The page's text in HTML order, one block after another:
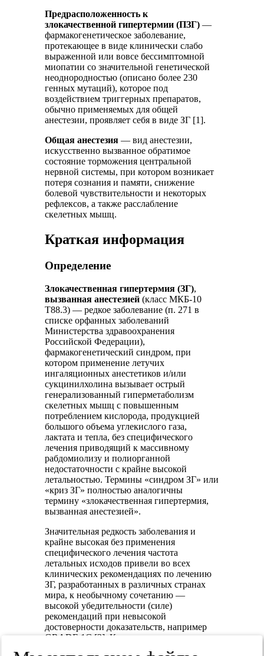
Предрасположенность к
злокачественной гипертермии (ПЗГ) —
фармакогенетическое заболевание,
протекающее в виде клинически слабо
выраженной или вовсе бессимптомной
миопатии со значительной генетической
неоднородностью (описано более 230
генных мутаций), которое под
воздействием триггерных препаратов,
обычно применяемых для общей
анестезии, проявляет себя в виде ЗГ [1].
Общая анестезия — вид анестезии,
искусственно вызванное обратимое
состояние торможения центральной
нервной системы, при котором возникает
потеря сознания и памяти, снижение
болевой чувствительности и некоторых
рефлексов, а также расслабление
скелетных мышц.
Краткая информация
Определение
Злокачественная гипертермия (ЗГ),
вызванная анестезией (класс МКБ-10
Т88.3) — редкое заболевание (п. 271 в
списке орфанных заболеваний
Министерства здравоохранения
Российской Федерации),
фармакогенетический синдром, при
котором применение летучих
ингаляционных анестетиков и/или
сукцинилхолина вызывает острый
генерализованный гиперметаболизм
скелетных мышц с повышенным
потреблением кислорода, продукцией
большого объема углекислого газа,
лактата и тепла, без специфического
лечения приводящий к массивному
рабдомиолизу и полиорганной
недостаточности с крайне высокой
летальностью. Термины «синдром ЗГ» или
«криз ЗГ» полностью аналогичны
термину «злокачественная гипертермия,
вызванная анестезией».
Значительная редкость заболевания и
крайне высокая без применения
специфического лечения частота
летальных исходов привели во всех
клинических рекомендациях по лечению
ЗГ, разработанных в различных странах
мира, к необычному сочетанию —
высокой убедительности (силе)
рекомендаций при невысокой
достоверности доказательств, например
GRADE 1C [2]. К сожалению, мы не